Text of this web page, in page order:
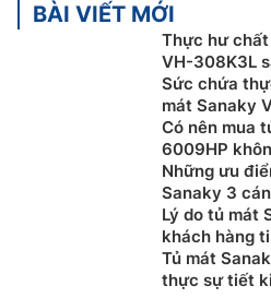
BÀI VIẾT MỚI
Thực hư
VH-308K3L
Sức chứa
mát Sanaky
Có nên mua
6009HP
Những ưu
Sanaky 3
Lý do tủ mát
khách hàng
Tủ mát
thực sự tiết